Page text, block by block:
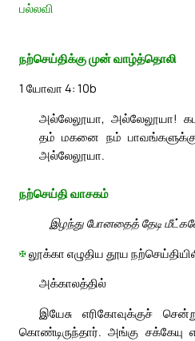
பல்லவி
நற்செய்திக்கு முன் வாழ்த்தொலி
1 யோவா 4: 10b
அல்லேலூயா, அல்லேலூயா!
தம் மகனை நம்
அல்லேலூயா.
நற்செய்தி வாசகம்
இழந்து போனதைத் தேடி
✠லூக்கா எழுதிய தூய
அக்காலத்தில்
இயேசு எரிகோவுக்குச்
கொண்டிருந்தார். அங்கு